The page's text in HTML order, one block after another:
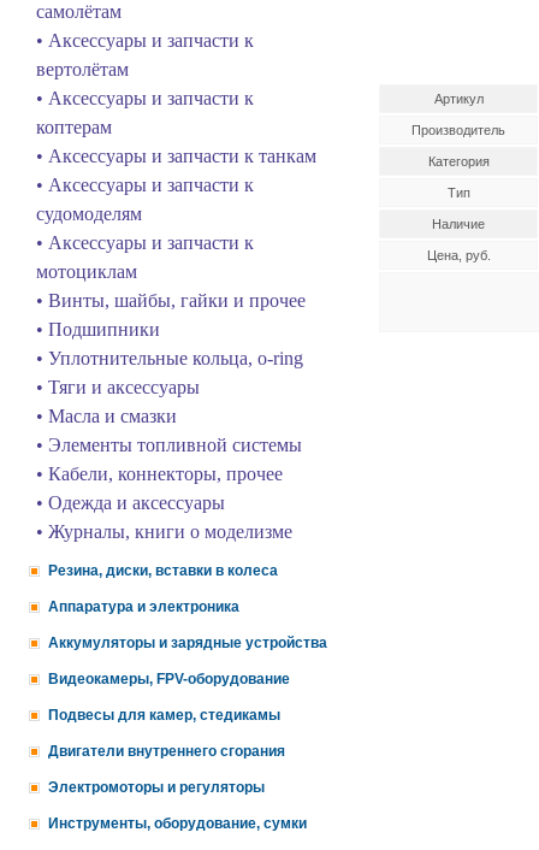
самолётам
• Аксессуары и запчасти к
вертолётам
• Аксессуары и запчасти к
коптерам
• Аксессуары и запчасти к танкам
• Аксессуары и запчасти к
судомоделям
• Аксессуары и запчасти к
мотоциклам
• Винты, шайбы, гайки и прочее
• Подшипники
• Уплотнительные кольца, o-ring
• Тяги и аксессуары
• Масла и смазки
• Элементы топливной системы
• Кабели, коннекторы, прочее
• Одежда и аксессуары
• Журналы, книги о моделизме
Резина, диски, вставки в колеса
Аппаратура и электроника
Аккумуляторы и зарядные устройства
Видеокамеры, FPV-оборудование
Подвесы для камер, стедикамы
Двигатели внутреннего сгорания
Электромоторы и регуляторы
Инструменты, оборудование, сумки
Артикул
Производитель
Категория
Тип
Наличие
Цена, руб.